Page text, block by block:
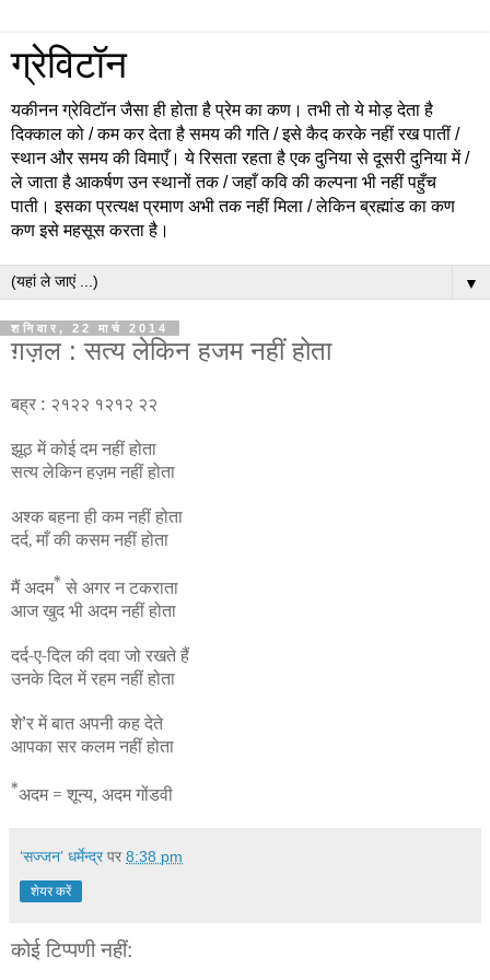
ग्रेविटॉन
यकीनन ग्रेविटॉन जैसा ही होता है प्रेम का कण। तभी तो ये मोड़ देता है
दिक्काल को / कम कर देता है समय की गति / इसे कैद करके नहीं रख पातीं /
स्थान और समय की विमाएँ। ये रिसता रहता है एक दुनिया से दूसरी दुनिया में /
ले जाता है आकर्षण उन स्थानों तक / जहाँ कवि की कल्पना भी नहीं पहुँच
पाती। इसका प्रत्यक्ष प्रमाण अभी तक नहीं मिला / लेकिन ब्रह्मांड का कण
कण इसे महसूस करता है।
▼
शनिवार, 22 मार्च 2014
ग़ज़ल : सत्य लेकिन हजम नहीं होता
बह्र : २१२२ १२१२ २२
झूठ में कोई दम नहीं होता
सत्य लेकिन हज़म नहीं होता
अश्क बहना ही कम नहीं होता
दर्द, माँ की कसम नहीं होता
मैं अदम* से अगर न टकराता
आज खुद भी अदम नहीं होता
दर्द-ए-दिल की दवा जो रखते हैं
उनके दिल में रहम नहीं होता
शे’र में बात अपनी कह देते
आपका सर कलम नहीं होता
*अदम= शून्य, अदम गोंडवी
‘सज्जन’ धर्मेन्द्र पर 8:38 pm
शेयर करें
कोई टिप्पणी नहीं: